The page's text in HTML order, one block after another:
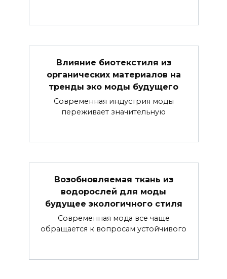
Влияние биотекстиля из
органических материалов на
тренды эко моды будущего
Современная индустрия моды
переживает значительную
Возобновляемая ткань из
водорослей для моды
будущее экологичного стиля
Современная мода все чаще
обращается к вопросам устойчивого